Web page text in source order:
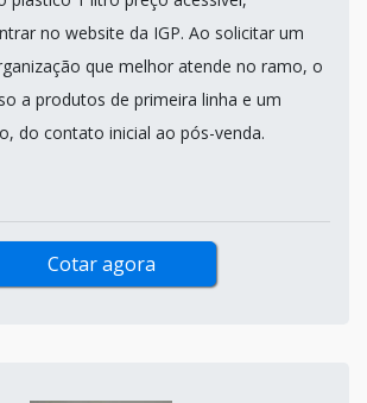
no website da IGP. Ao solicitar um
que melhor atende no ramo, o
a produtos de primeira linha e um
do contato inicial ao pós-venda.
Cotar agora